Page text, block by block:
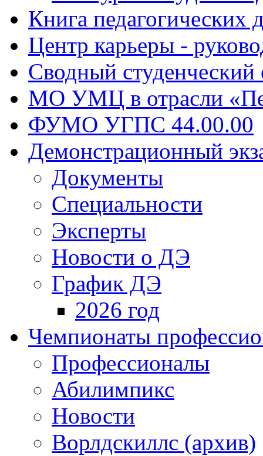
Книга педагогических
Центр карьеры -
Сводный
МО УМЦ в отрасли
ФУМО УГПС 44.00.00
Демонстрационный
Документы
Специальности
Эксперты
Новости о ДЭ
График ДЭ
2026 год
Чемпионаты
Профессионалы
Абилимпикс
Новости
Ворлдскиллс (архив)